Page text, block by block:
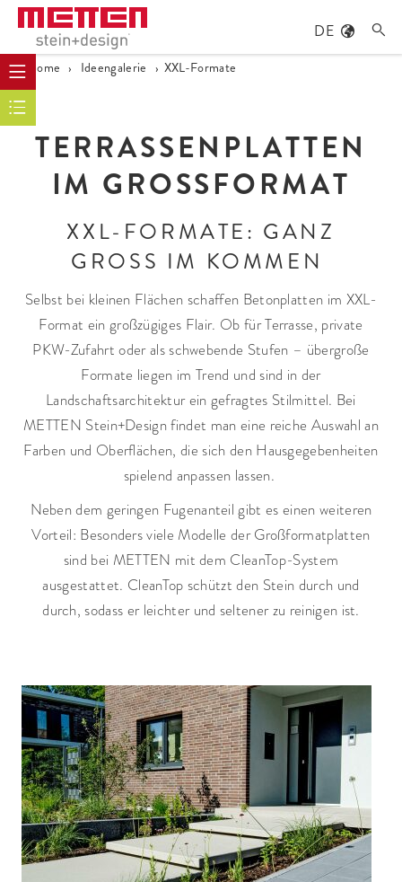
DE 
Home › Ideengalerie › XXL-Formate
TERRASSENPLATTEN
IM GROSSFORMAT
XXL-FORMATE: GANZ
GROSS IM KOMMEN
Selbst bei kleinen Flächen schaffen Betonplatten im XXL-
Format ein großzügiges Flair. Ob für Terrasse, private
PKW-Zufahrt oder als schwebende Stufen – übergroße
Formate liegen im Trend und sind in der
Landschaftsarchitektur ein gefragtes Stilmittel. Bei
METTEN Stein+Design findet man eine reiche Auswahl an
Farben und Oberflächen, die sich den Hausgegebenheiten
spielend anpassen lassen.
Neben dem geringen Fugenanteil gibt es einen weiteren
Vorteil: Besonders viele Modelle der Großformatplatten
sind bei METTEN mit dem CleanTop-System
ausgestattet. CleanTop schützt den Stein durch und
durch, sodass er leichter und seltener zu reinigen ist.
   